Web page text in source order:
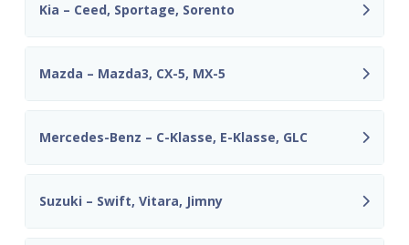
Kia – Ceed, Sportage, Sorento
Mazda – Mazda3, CX-5, MX-5
Mercedes-Benz – C-Klasse, E-Klasse, GLC
Suzuki – Swift, Vitara, Jimny